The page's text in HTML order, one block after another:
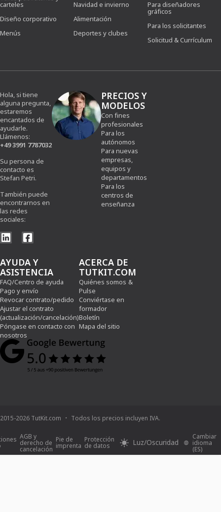
carteles
Diseño corporativo
Menús
Navidad e invierno
Alimentación
Deportes y clubes
Para diseñadores
gráficos
Para los solicitantes
Solicitud & Currículum
Hola, si tiene
alguna pregunta,
estaremos
encantados de
ayudarle.
Llámenos:
+49 3991 7787032
Su persona de
contacto es
Stefan Petri.
También puede
encontrarnos en
las redes
sociales:
PRECIOS Y
MODELOS
Con fines
profesionales
Para los
autónomos
Para nuevas
empresas,
equipos y
departamentos
Para los
centros de
enseñanza
AYUDA Y
ASISTENCIA
FAQ/Centro de ayuda
Pago y envío
Revocar contrato/pedido
Ajustar el contrato
(actualización/cancelación)
Póngase en contacto con
nosotros
ACERCA DE
TUTKIT.COM
Quiénes somos &
Pulse
Conviértase en
formador
Boletín
Mapa del sitio
2015-2026 TutKit.com Todos los precios incluyen IVA.
AGB y
derecho de
cancelación
Pie de
imprenta
Protección
de datos Luz/Oscuridad
Cambiar
idioma
(ES)